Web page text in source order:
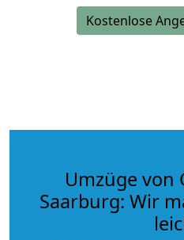
Kostenlose
Umzüge von
Saarburg: Wir